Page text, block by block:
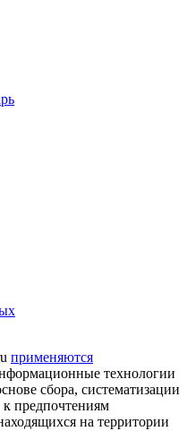
применяются
технологии
сбора, систематизации
к предпочтениям
на территории